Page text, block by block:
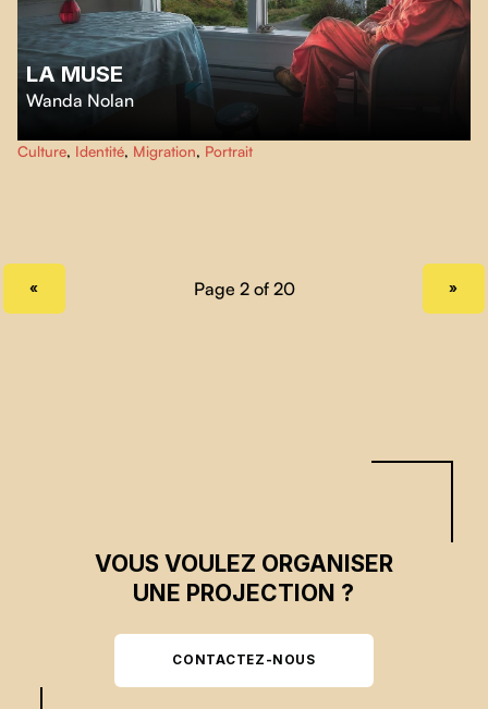
LA MUSE
Wanda Nolan
Prenez la route de Terre-Neuve en compagnie de la photographe Ting Ting
Chen et de sa muse, Robert Tilley, pour examiner avec eux les notions de
Culture, Identité, Migration, Portrait
« »
VOUS VOULEZ ORGANISER
UNE PROJECTION ?
CONTACTEZ-NOUS